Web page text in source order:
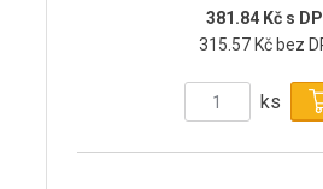
381.84 Kč s
315.57 Kč bez
ks